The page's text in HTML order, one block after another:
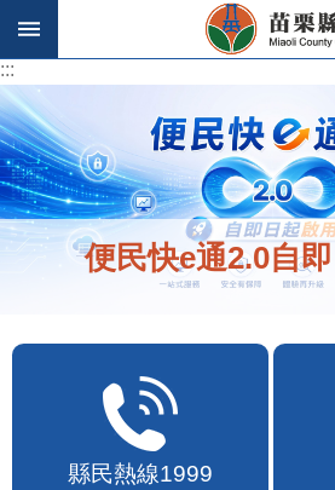
跳到主要內容區塊
:::
:::
便民快e通2.0自
縣民熱線1999